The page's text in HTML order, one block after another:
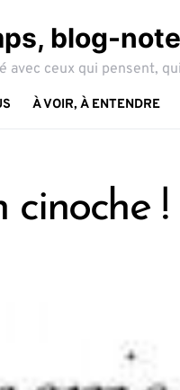
blog-
ceux qui pensent,
À VOIR, À ENTENDRE
cinoche !